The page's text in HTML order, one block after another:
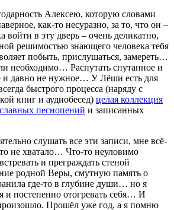
Алексею, которую словами
как-то несуразно, за то, что он –
войти в эту дверь – очень деликатно,
решимостью знающего человека тебя
побыть, прислушаться, замереть…
необходимо… Распутать спутанное и
и давно не нужное… У Лёши есть для
быстрого процесса (наряду с
книг и аудиобесед) целая коллекция
песнопений и записанных
слушать все эти записи, мне всё-
не хватало… Что-то неуловимо
и преграждать стеной
родной Веры, смутную память о
где-то в глубине души… но я
и постепенно отогревать себя… И
Прошёл уже год, а я помню